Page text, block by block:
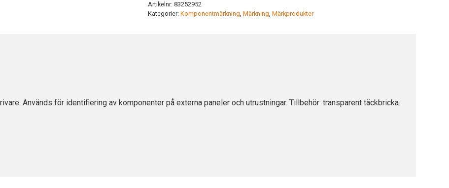
Självhäftande
Artikelnr: 83252952
Kategorier: Komponentmärkning, Märkning, Märkprodukter
Används för identifiering av komponenter på externa paneler och utrustningar. Tillbehör: transparent täckbricka.